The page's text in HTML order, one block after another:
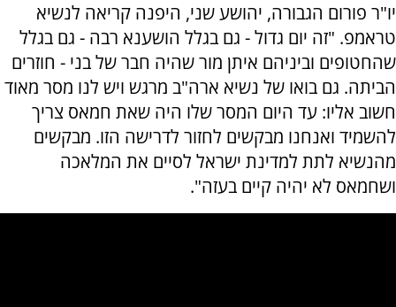
יו"ר פורום הגבורה, יהושע שני, היפנה קריאה לנשיא
טראמפ. "זה יום גדול - גם בגלל הושענא רבה - גם בגלל
שהחטופים וביניהם איתן מור שהיה חבר של בני - חוזרים
הביתה. גם בואו של נשיא ארה"ב מרגש ויש לנו מסר מאוד
חשוב אליו: עד היום המסר שלו היה שאת חמאס צריך
להשמיד ואנחנו מבקשים לחזור לדרישה הזו. מבקשים
מהנשיא לתת למדינת ישראל לסיים את המלאכה
ושחמאס לא יהיה קיים בעזה".